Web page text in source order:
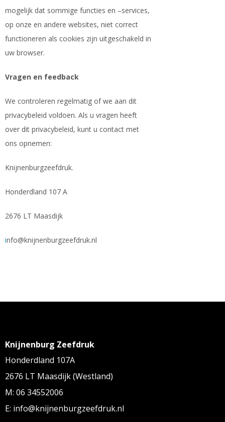
mogelijk dat sommige functies en –services,
op onze en andere websites, niet correct
functioneren als cookies zijn uitgeschakeld in
uw browser.
Vragen en feedback
We controleren regelmatig of we aan dit
privacybeleid voldoen. Als u vragen heeft
over dit privacybeleid, kunt u contact met
ons opnemen:
Knijnenburgzeefdruk.
Honderdland 107 A
2676 LT Maasdijk
info@knijnenburgzeefdruk.nl
Knijnenburg Zeefdruk
Honderdland 107A
2676 LT Maasdijk (Westland)
M: 06 34552006
E: info@knijnenburgzeefdruk.nl